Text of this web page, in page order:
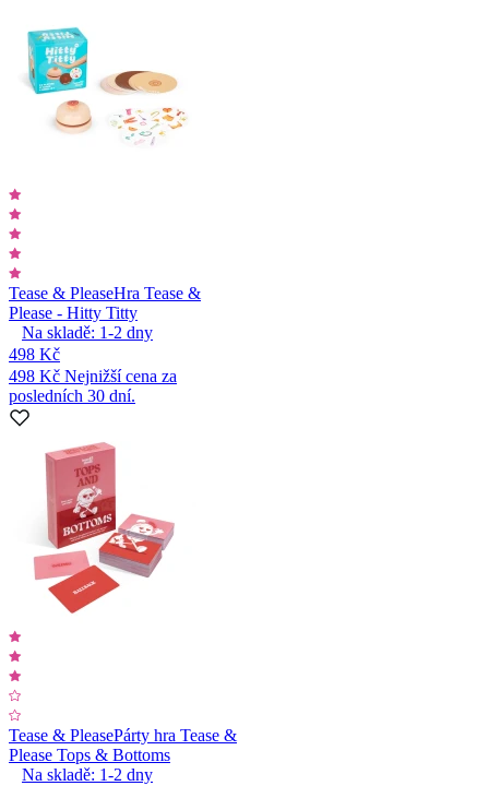
Tease & PleaseHra Tease &
Please - Hitty Titty
Na skladě: 1-2 dny
498 Kč
498 Kč Nejnižší cena za
posledních 30 dní.
Tease & PleasePárty hra Tease &
Please Tops & Bottoms
Na skladě: 1-2 dny